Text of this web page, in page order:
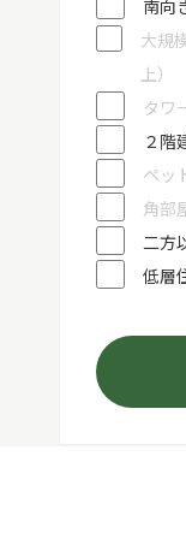
南向
大規
上）
タワ
２階
ペッ
角部
二方
低層